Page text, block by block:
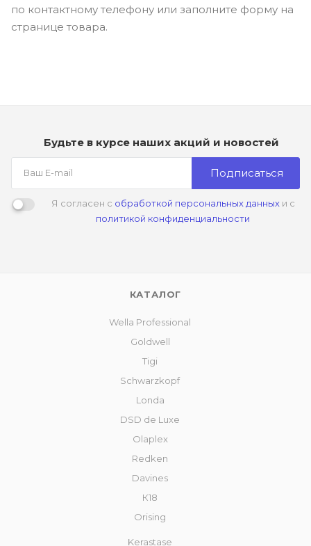
по контактному телефону или заполните форму на
странице товара.
Будьте в курсе наших акций и новостей
Подписаться
Я согласен с обработкой персональных данныхи с
политикой конфиденциальности
КАТАЛОГ
Wella Professional
Goldwell
Tigi
Schwarzkopf
Londa
DSD de Luxe
Olaplex
Redken
Davines
К18
Orising
Kerastase